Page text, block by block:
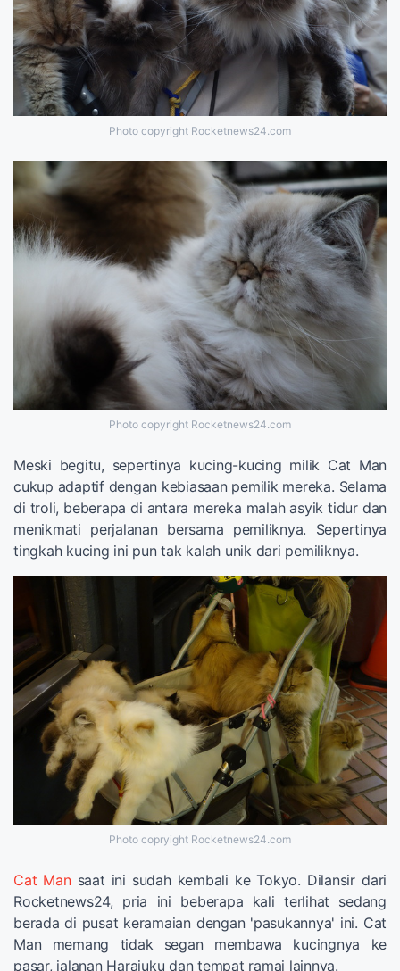
Photo copyright Rocketnews24.com
Photo copyright Rocketnews24.com
Meski begitu, sepertinya kucing-kucing milik Cat Man
cukup adaptif dengan kebiasaan pemilik mereka. Selama
di troli, beberapa di antara mereka malah asyik tidur dan
menikmati perjalanan bersama pemiliknya. Sepertinya
tingkah kucing ini pun tak kalah unik dari pemiliknya.
Photo copryight Rocketnews24.com
Cat Mansaat ini sudah kembali ke Tokyo. Dilansir dari
Rocketnews24, pria ini beberapa kali terlihat sedang
berada di pusat keramaian dengan 'pasukannya' ini. Cat
Man memang tidak segan membawa kucingnya ke
pasar, jalanan Harajuku dan tempat ramai lainnya.